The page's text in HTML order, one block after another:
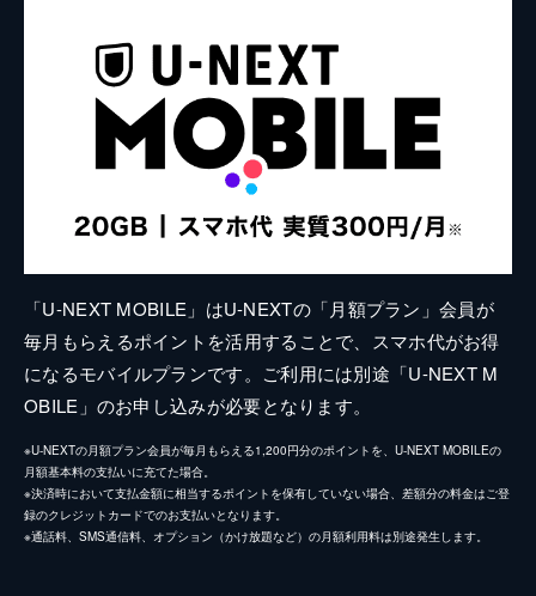
「U-NEXT MOBILE」はU-NEXTの「月額プラン」会員が
毎月もらえるポイントを活用することで、スマホ代がお得
になるモバイルプランです。ご利用には別途「U-NEXT M
OBILE」のお申し込みが必要となります。
※U-NEXTの月額プラン会員が毎月もらえる1,200円分のポイントを、U-NEXT MOBILEの
月額基本料の支払いに充てた場合。
※決済時において支払金額に相当するポイントを保有していない場合、差額分の料金はご登
録のクレジットカードでのお支払いとなります。
※通話料、SMS通信料、オプション（かけ放題など）の月額利用料は別途発生します。